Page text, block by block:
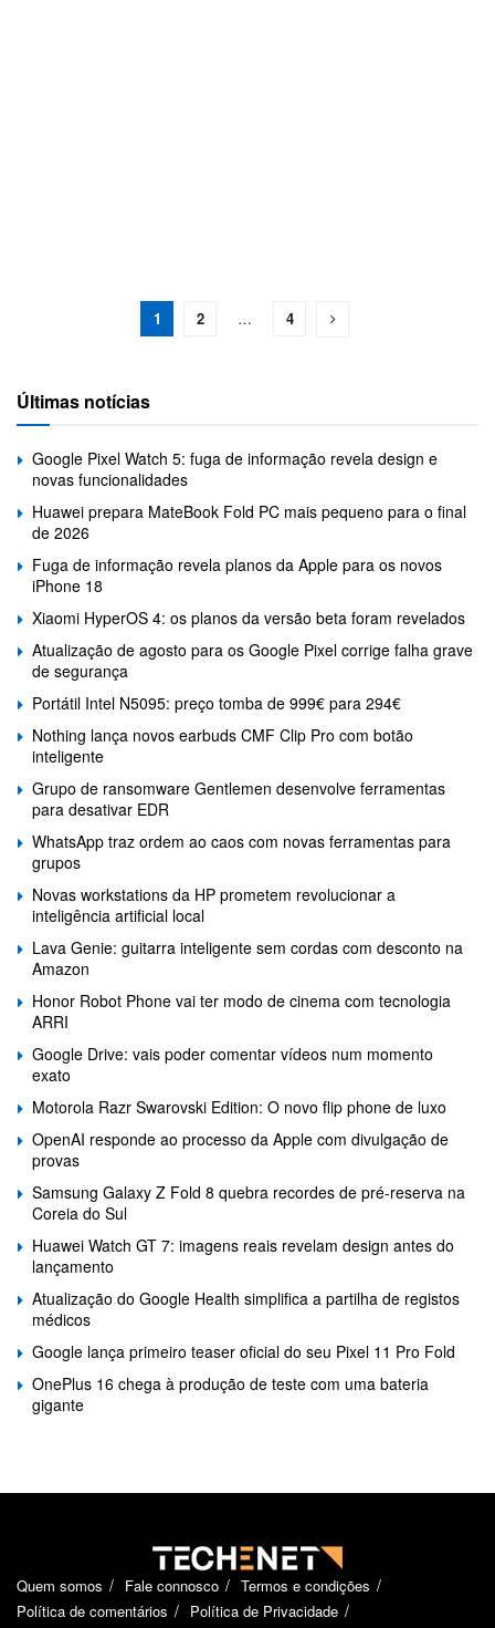
1 2 … 4
Últimas notícias
Google Pixel Watch 5: fuga de informação revela design e
novas funcionalidades
Huawei prepara MateBook Fold PC mais pequeno para o final
de 2026
Fuga de informação revela planos da Apple para os novos
iPhone 18
Xiaomi HyperOS 4: os planos da versão beta foram revelados
Atualização de agosto para os Google Pixel corrige falha grave
de segurança
Portátil Intel N5095: preço tomba de 999€ para 294€
Nothing lança novos earbuds CMF Clip Pro com botão
inteligente
Grupo de ransomware Gentlemen desenvolve ferramentas
para desativar EDR
WhatsApp traz ordem ao caos com novas ferramentas para
grupos
Novas workstations da HP prometem revolucionar a
inteligência artificial local
Lava Genie: guitarra inteligente sem cordas com desconto na
Amazon
Honor Robot Phone vai ter modo de cinema com tecnologia
ARRI
Google Drive: vais poder comentar vídeos num momento
exato
Motorola Razr Swarovski Edition: O novo flip phone de luxo
OpenAI responde ao processo da Apple com divulgação de
provas
Samsung Galaxy Z Fold 8 quebra recordes de pré-reserva na
Coreia do Sul
Huawei Watch GT 7: imagens reais revelam design antes do
lançamento
Atualização do Google Health simplifica a partilha de registos
médicos
Google lança primeiro teaser oficial do seu Pixel 11 Pro Fold
OnePlus 16 chega à produção de teste com uma bateria
gigante
Quem somos Fale connosco
Termos e condições
Política de comentários
Política de Privacidade